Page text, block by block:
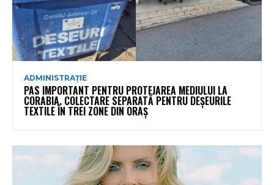
ADMINISTRAȚIE
PAS IMPORTANT PENTRU PROTEJAREA MEDIULUI LA
CORABIA. COLECTARE SEPARATĂ PENTRU DEȘEURILE
TEXTILE ÎN TREI ZONE DIN ORAȘ